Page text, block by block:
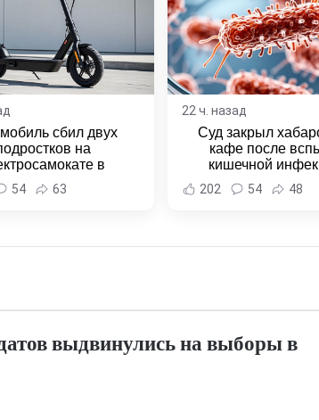
сбил двух
на
в
на-Амуре -
Хабаровска и
54 63
22 ч. назад
Суд закрыл
кафе после
кишечной
Новости
Хабаровского
202 54 48
выдвинулись на выборы в